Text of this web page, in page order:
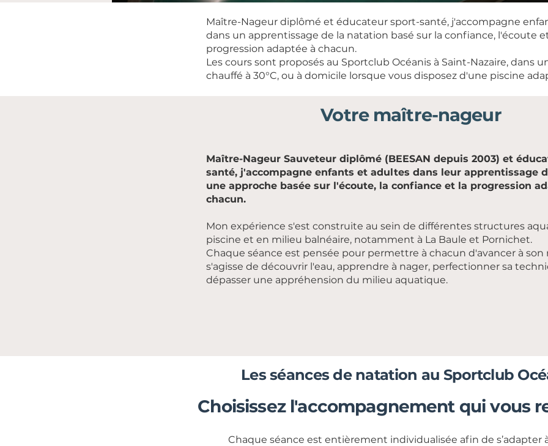
Maître-Nageur diplômé et éducateur sport-santé, j'accompagne
dans un apprentissage de la natation basé sur la confiance, l'écoute
progression adaptée à chacun.
Les cours sont proposés au Sportclub Océanis à Saint-Nazaire, dans
chauffé à 30°C, ou à domicile lorsque vous disposez d'une piscine
Votre maître-nageur
Maître-Nageur Sauveteur diplômé (BEESAN depuis 2003) et
santé, j'accompagne enfants et adultes dans leur apprentissage
une approche basée sur l'écoute, la confiance et la progression
chacun.
Mon expérience s'est construite au sein de différentes structures
piscine et en milieu balnéaire, notamment à La Baule et Pornichet.
Chaque séance est pensée pour permettre à chacun d'avancer à
s'agisse de découvrir l'eau, apprendre à nager, perfectionner sa
dépasser une appréhension du milieu aquatique.
Les séances de natation au Sportclub
Choisissez l'accompagnement qui vous
Chaque séance est entièrement individualisée afin de s’adapter